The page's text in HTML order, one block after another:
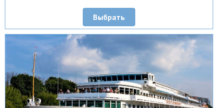
Выбрать